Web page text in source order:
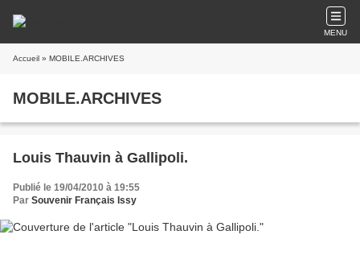
MENU
Accueil » MOBILE.ARCHIVES
MOBILE.ARCHIVES
Louis Thauvin à Gallipoli.
Publié le 19/04/2010 à 19:55
Par Souvenir Français Issy